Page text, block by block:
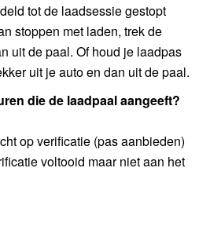
tot de laadsessie gestopt
stoppen met laden, trek de
uit de paal. Of houd je laadpas
uit je auto en dan uit de paal.
die de laadpaal aangeeft?
op verificatie (pas aanbieden)
voltooid maar niet aan het